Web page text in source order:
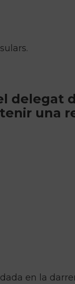
delegat
una
en la